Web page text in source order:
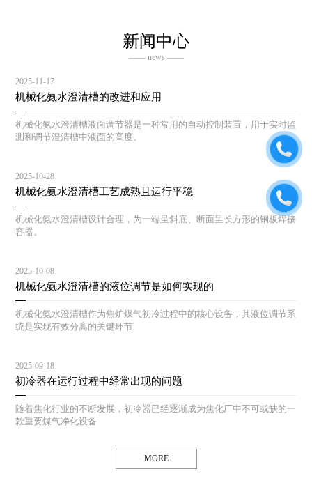
新闻中心
—— news ——
2025-11-17
机械化氨水澄清槽的改进和应用
机械化氨水澄清槽液面调节器是一种常用的自动控制装置，用于实时监
测和调节澄清槽中液面的高度。
2025-10-28
机械化氨水澄清槽工艺成熟且运行平稳
机械化氨水澄清槽设计合理，为一端呈斜底、断面呈长方形的钢板焊接
容器。
2025-10-08
机械化氨水澄清槽的液位调节是如何实现的
机械化氨水澄清槽作为焦炉煤气初冷过程中的核心设备，其液位调节系
统是实现有效分离的关键环节
2025-09-18
初冷器在运行过程中经常出现的问题
随着焦化行业的不断发展，初冷器已经逐渐成为焦化厂中不可或缺的一
款重要煤气净化设备
MORE